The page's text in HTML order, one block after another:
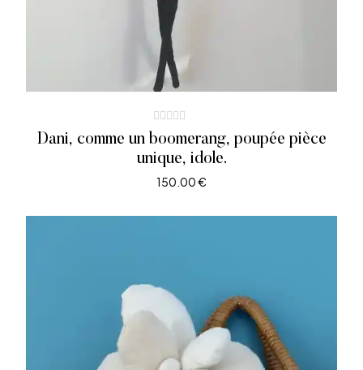
Dani, comme un boomerang, poupée pièce
unique, idole.
150.00€